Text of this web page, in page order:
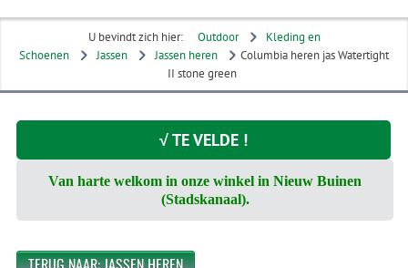
U bevindt zich hier: Outdoor
Kleding en
Schoenen
Jassen Jassen heren
Columbia heren jas Watertight
II stone green
√ TE VELDE !
Van harte welkom in onze winkel in Nieuw Buinen
(Stadskanaal).